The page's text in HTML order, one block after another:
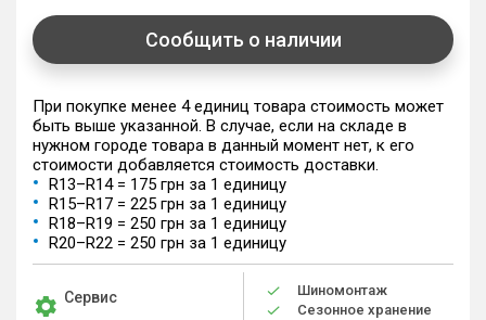
Сообщить о наличии
При покупке менее 4 единиц товара стоимость может
быть выше указанной. В случае, если на складе в
нужном городе товара в данный момент нет, к его
стоимости добавляется стоимость доставки.
R13–R14 = 175 грн за 1 единицу
R15–R17 = 225 грн за 1 единицу
R18–R19 = 250 грн за 1 единицу
R20–R22 = 250 грн за 1 единицу
Сервис
Шиномонтаж
Сезонное хранение